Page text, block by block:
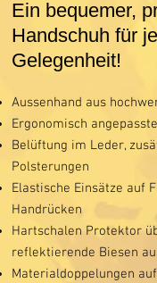
Ein bequemer,
Handschuh für
Gelegenheit!
Aussenhand aus
Ergonomisch
Belüftung im Leder,
Polsterungen
Elastische Einsätze auf
Handrücken
Hartschalen Protektor
reflektierende Biesen
Materialdoppelungen